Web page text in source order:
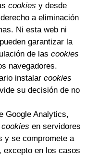
cookies y desde
a eliminación
Ni esta web ni
garantizar la
de las cookies
navegadores.
instalar cookies
su decisión de no
Google Analytics,
cookies en servidores
y se compromete a
excepto en los casos